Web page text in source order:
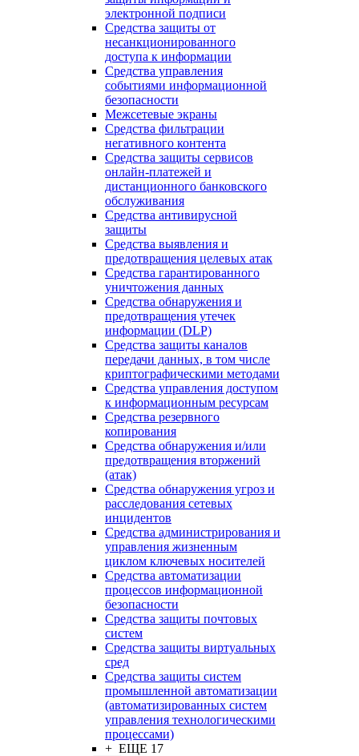
электронной подписи
Средства защиты от
несанкционированного
доступа к информации
Средства управления
событиями информационной
безопасности
Межсетевые экраны
Средства фильтрации
негативного контента
Средства защиты сервисов
онлайн-платежей и
дистанционного банковского
обслуживания
Средства антивирусной
защиты
Средства выявления и
предотвращения целевых атак
Средства гарантированного
уничтожения данных
Средства обнаружения и
предотвращения утечек
информации (DLP)
Средства защиты каналов
передачи данных, в том числе
криптографическими методами
Средства управления доступом
к информационным ресурсам
Средства резервного
копирования
Средства обнаружения и/или
предотвращения вторжений
(атак)
Средства обнаружения угроз и
расследования сетевых
инцидентов
Средства администрирования и
управления жизненным
циклом ключевых носителей
Средства автоматизации
процессов информационной
безопасности
Средства защиты почтовых
систем
Средства защиты виртуальных
сред
Средства защиты систем
промышленной автоматизации
(автоматизированных систем
управления технологическими
процессами)
+ ЕЩЕ 17